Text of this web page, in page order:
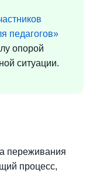
педагогов»
опорой
ситуации.
переживания
процесс,